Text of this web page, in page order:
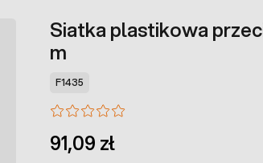
Siatka plastikowa
m
F1435
91,09 zł